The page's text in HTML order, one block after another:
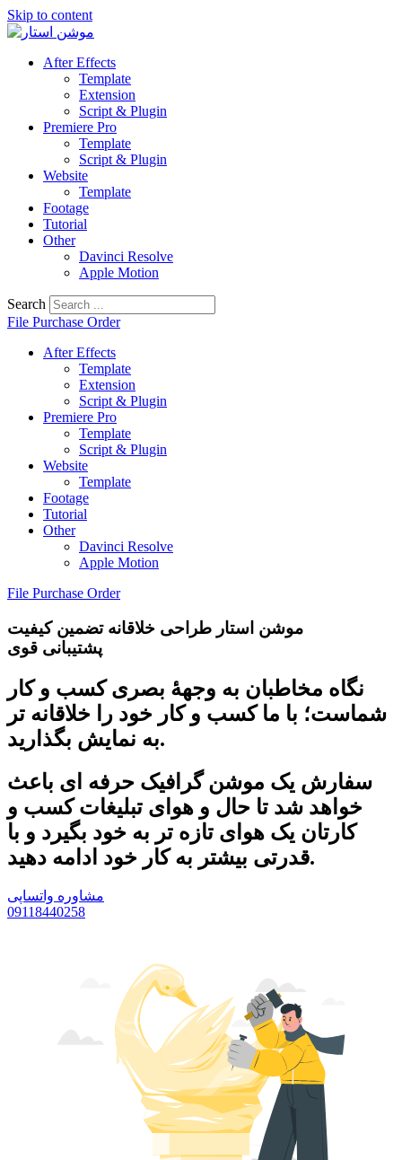
Skip to content
After Effects
Template
Extension
Script & Plugin
Premiere Pro
Template
Script & Plugin
Website
Template
Footage
Tutorial
Other
Davinci Resolve
Apple Motion
Search
File Purchase Order
After Effects
Template
Extension
Script & Plugin
Premiere Pro
Template
Script & Plugin
Website
Template
Footage
Tutorial
Other
Davinci Resolve
Apple Motion
File Purchase Order
موشن استار طراحی خلاقانهتضمین کیفیت
پشتیبانی قوی
نگاه مخاطبان به وجهۀ بصری کسب و کار
شماست؛ با ما کسب و کار خود را خلاقانه تر
به نمایش بگذارید.
سفارش یک موشن گرافیک حرفه ای باعث
خواهد شد تا حال و هوای تبلیغات کسب و
کارتان یک هوای تازه تر به خود بگیرد و با
قدرتی بیشتر به کار خود ادامه دهید.
مشاوره واتساپی
09118440258